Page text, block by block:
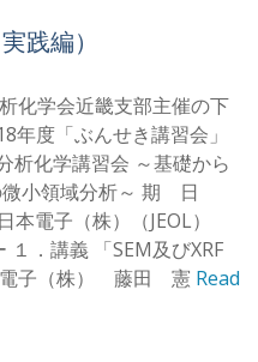
践編）
化学会近畿支部主催の下
年度「ぶんせき講習会」
析化学講習会 ～基礎から
微小領域分析～ 期 日
本電子（株）（JEOL）
．講義 「SEM及びXRF
電子（株） 藤田 憲 Read